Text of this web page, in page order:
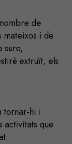
de
i de
suro,
extruït, els
tornar-hi i
activitats que